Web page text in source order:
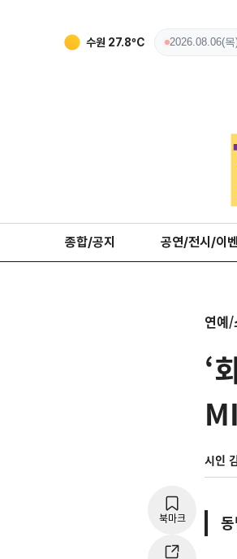
수원 27.8ºC 2026.08.06(목
종합/공지 공연/전시/이
연예
‘
시인
북마크